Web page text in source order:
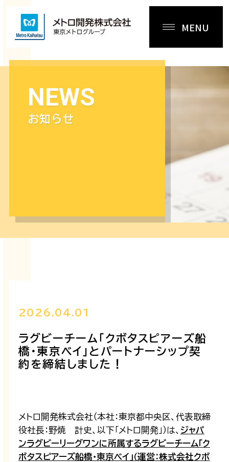
NEWS
お知らせ
2026.04.01
ラグビーチーム「クボタスピアーズ船
橋・東京ベイ」とパートナーシップ契
約を締結しました！
メトロ開発株式会社（本社：東京都中央区、代表取締
役社長：野焼 計史、以下「メトロ開発」）は、 ジャパ
ンラグビーリーグワンに所属するラグビーチーム「ク
ボタスピアーズ船橋・東京ベイ」（運営：株式会社クボ
MENU